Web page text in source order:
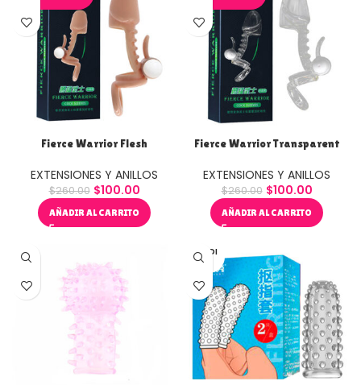
Fierce Warrior Flesh
EXTENSIONES Y ANILLOS
$260.00 $100.00
AÑADIR AL CARRITO
Fierce Warrior Transparent
EXTENSIONES Y ANILLOS
$260.00 $100.00
AÑADIR AL CARRITO
VENDI
DO